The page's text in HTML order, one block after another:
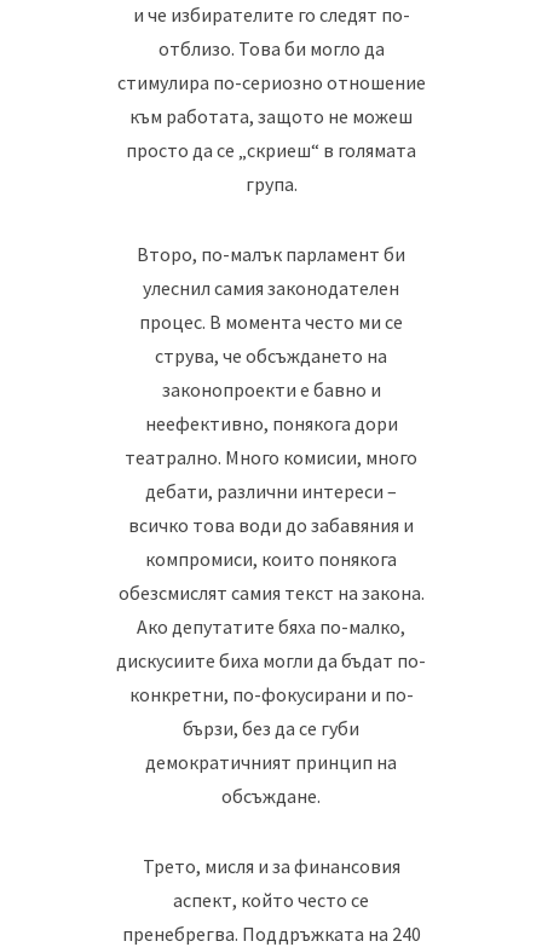
и че избирателите го следят по-
отблизо. Това би могло да
стимулира по-сериозно отношение
към работата, защото не можеш
просто да се „скриеш“ в голямата
група.
Второ, по-малък парламент би
улеснил самия законодателен
процес. В момента често ми се
струва, че обсъждането на
законопроекти е бавно и
неефективно, понякога дори
театрално. Много комисии, много
дебати, различни интереси –
всичко това води до забавяния и
компромиси, които понякога
обезсмислят самия текст на закона.
Ако депутатите бяха по-малко,
дискусиите биха могли да бъдат по-
конкретни, по-фокусирани и по-
бързи, без да се губи
демократичният принцип на
обсъждане.
Трето, мисля и за финансовия
аспект, който често се
пренебрегва. Поддръжката на 240